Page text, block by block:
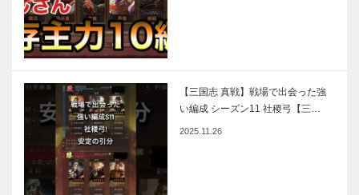
【三国志 真戦】戦場で出会った強
い編成 シーズン11 社稷弓【三…
2025.11.26